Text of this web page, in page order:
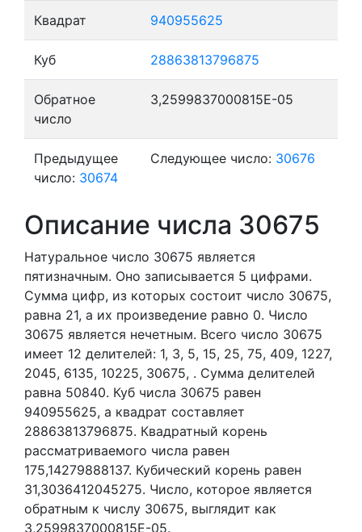
Квадрат 940955625
Куб 28863813796875
Обратное
число
3,2599837000815E-05
Предыдущее
число: 30674
Следующее число: 30676
Описание числа 30675
Натуральное число 30675 является
пятизначным. Оно записывается 5 цифрами.
Сумма цифр, из которых состоит число 30675,
равна 21, а их произведение равно 0. Число
30675 является нечетным. Всего число 30675
имеет 12 делителей: 1, 3, 5, 15, 25, 75, 409, 1227,
2045, 6135, 10225, 30675, . Сумма делителей
равна 50840. Куб числа 30675 равен
940955625, а квадрат составляет
28863813796875. Квадратный корень
рассматриваемого числа равен
175,14279888137. Кубический корень равен
31,3036412045275. Число, которое является
обратным к числу 30675, выглядит как
3,2599837000815E-05.